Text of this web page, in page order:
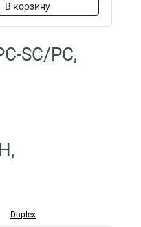
В корзину
SC/PC,
Duplex